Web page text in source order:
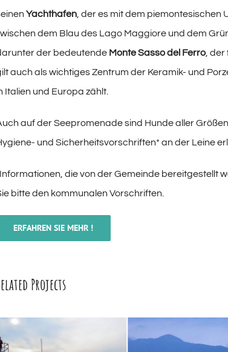
Yachthafen , der es mit dem
dem Blau des Lago Maggiore und dem
der bedeutende Monte Sasso del Ferro, der
auch als wichtiges Zentrum der Keramik- und
Italien und Europa zählt.
auf der Seepromenade sind Hunde aller
und Sicherheitsvorschriften* an der Leine
die von der Gemeinde bereitgestellt
bitte den kommunalen Vorschriften.
ERFAHREN SIE MEHR !
Projects